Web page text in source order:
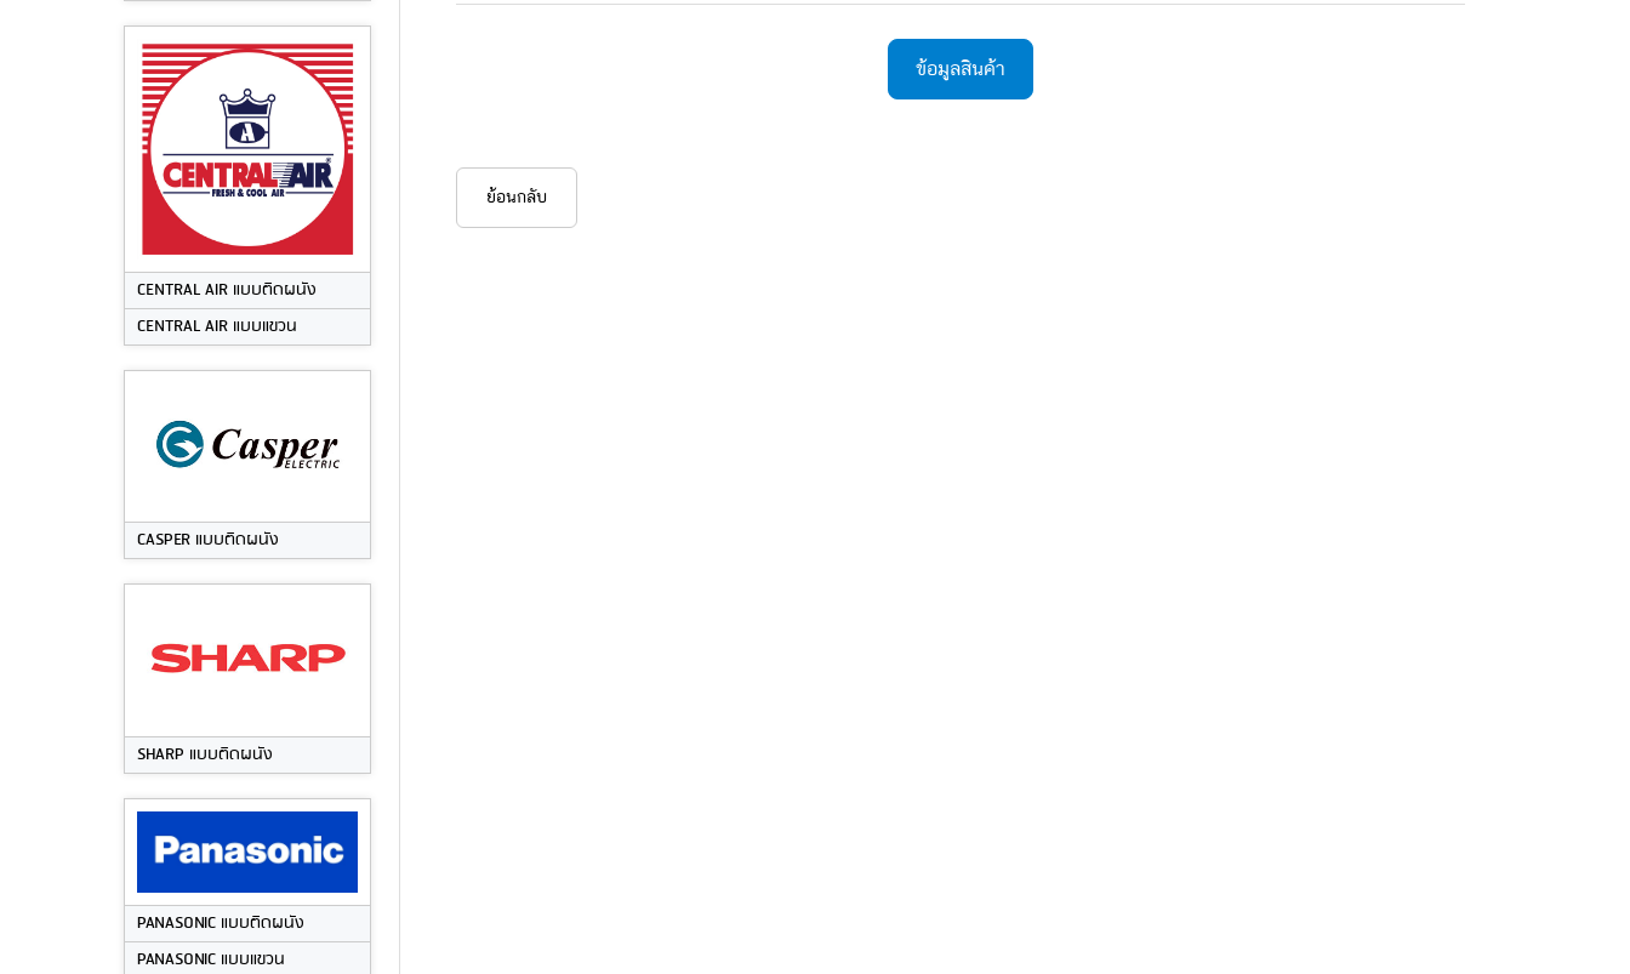
CENTRAL AIR แบบติดผนัง
CENTRAL AIR แบบแขวน
CASPER แบบติดผนัง
SHARP แบบติดผนัง
PANASONIC แบบติดผนัง
PANASONIC แบบแขวน
ข้อมูลสินค้า
ย้อนกลับ